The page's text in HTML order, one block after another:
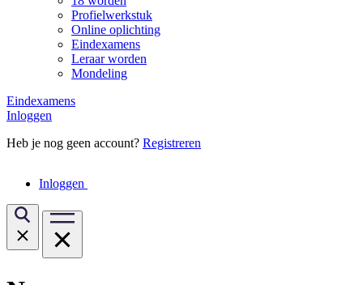
Profielwerkstuk
Online oplichting
Eindexamens
Leraar worden
Mondeling
Eindexamens
Inloggen
Heb je nog geen account? Registreren
Inloggen